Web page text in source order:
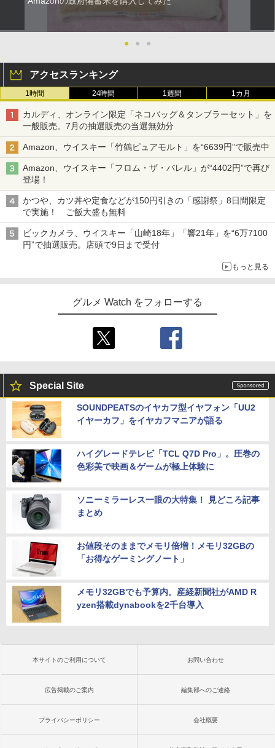
● ● ●
アクセスランキング
1時間 24時間 1週間 1カ月
カルディ、オンライン限定「ネコバッグ＆タンブラーセット」を
一般販売。7月の抽選販売の当選無効分
Amazon、ウイスキー「竹鶴ピュアモルト」を“6639円”で販売中
Amazon、ウイスキー「フロム・ザ・バレル」が“4402円”で再び
登場！
かつや、カツ丼や定食などが150円引きの「感謝祭」8日間限定
で実施！ ご飯大盛も無料
ビックカメラ、ウイスキー「山崎18年」「響21年」を“6万7100
円”で抽選販売。店頭で9日まで受付
もっと見る
グルメ Watch をフォローする
Special Site
SOUNDPEATSのイヤカフ型イヤフォン「UU2
イヤーカフ」をイヤカフマニアが語る
ハイグレードテレビ「TCL Q7D Pro」。圧巻の
色彩美で映画＆ゲームが極上体験に
ソニーミラーレス一眼の大特集！ 見どころ記事
まとめ
お値段そのままでメモリ倍増！メモリ32GBの
「お得なゲーミングノート」
メモリ32GBでも予算内。産経新聞社がAMD R
yzen搭載dynabookを2千台導入
本サイトのご利用について お問い合わせ
広告掲載のご案内 編集部へのご連絡
プライバシーポリシー 会社概要